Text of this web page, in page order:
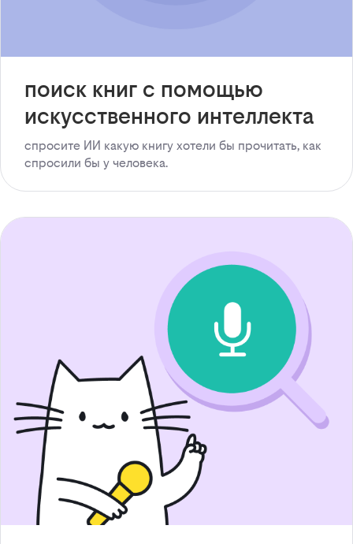
поиск книг с помощью
искусственного интеллекта
спросите ИИ какую книгу хотели бы прочитать, как
спросили бы у человека.